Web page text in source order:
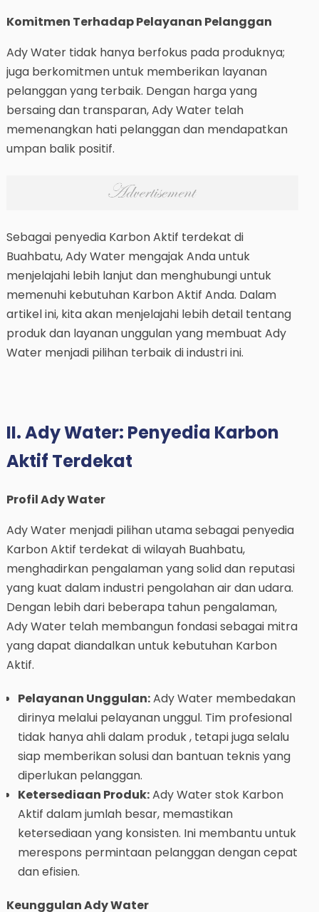
Komitmen Terhadap Pelayanan Pelanggan
Ady Water tidak hanya berfokus pada produknya;
juga berkomitmen untuk memberikan layanan
pelanggan yang terbaik. Dengan harga yang
bersaing dan transparan, Ady Water telah
memenangkan hati pelanggan dan mendapatkan
umpan balik positif.
Sebagai penyedia Karbon Aktif terdekat di
Buahbatu, Ady Water mengajak Anda untuk
menjelajahi lebih lanjut dan menghubungi untuk
memenuhi kebutuhan Karbon Aktif Anda. Dalam
artikel ini, kita akan menjelajahi lebih detail tentang
produk dan layanan unggulan yang membuat Ady
Water menjadi pilihan terbaik di industri ini.
II. Ady Water: Penyedia Karbon
Aktif Terdekat
Profil Ady Water
Ady Water menjadi pilihan utama sebagai penyedia
Karbon Aktif terdekat di wilayah Buahbatu,
menghadirkan pengalaman yang solid dan reputasi
yang kuat dalam industri pengolahan air dan udara.
Dengan lebih dari beberapa tahun pengalaman,
Ady Water telah membangun fondasi sebagai mitra
yang dapat diandalkan untuk kebutuhan Karbon
Aktif.
Pelayanan Unggulan:Ady Water membedakan
dirinya melalui pelayanan unggul. Tim profesional
tidak hanya ahli dalam produk , tetapi juga selalu
siap memberikan solusi dan bantuan teknis yang
diperlukan pelanggan.
Ketersediaan Produk:Ady Water stok Karbon
Aktif dalam jumlah besar, memastikan
ketersediaan yang konsisten. Ini membantu untuk
merespons permintaan pelanggan dengan cepat
dan efisien.
Keunggulan Ady Water